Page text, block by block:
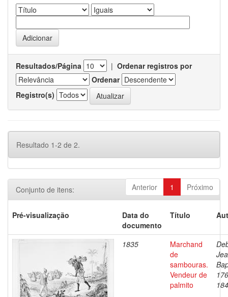
Resultados/Página | Ordenar registros por
Ordenar
Registro(s)
Resultado 1-2 de 2.
Anterior 1 Próximo
Conjunto de itens:
Pré-visualização
Data do
documento
Título
1835
Marchand
de
sambouras.
Vendeur de
palmito